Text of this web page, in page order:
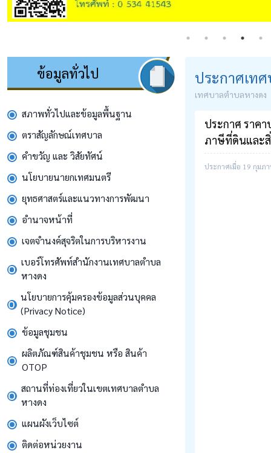
ข้อมูลทั่วไป
สภาพทั่วไปและข้อมูลพื้นฐาน
ตราสัญลักษณ์เทศบาล
คำขวัญ และ วิสัยทัศน์
นโยบายนายกเทศมนตรี
ยุทธศาสตร์และแนวทางการพัฒนา
อำนาจหน้าที่
เจตจำนงค์สุจริตในการบริหารงาน
เบอร์โทรศัพท์สำนักงานเทศบาลตำบล
หางดง
นโยบายการคุ้มครองข้อมูลส่วนบุคคล
(Privacy Notice)
ข้อมูลชุมชน
ผลิตภัณฑ์สินค้าชุมชน หรือ สินค้า
OTOP
สถานที่ท่องเที่ยวในเขตเทศบาลตำบล
หางดง
แผนผังเว็บไซต์
ติดต่อหน่วยงาน
ประกาศเท
เทศบาลตำบลหางดง
ประกาศ ราค
ภาษีที่ดินและ
ประกาศเมื่อ 19 กุมภ